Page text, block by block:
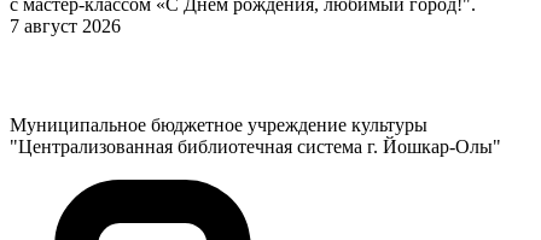
с мастер-классом «С Днем рождения, любимый город!".
7 август 2026
Муниципальное бюджетное учреждение культуры
"Централизованная библиотечная система г. Йошкар-Олы"